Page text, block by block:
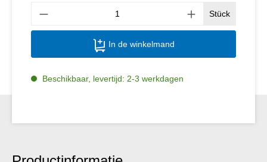
Stück
In de winkelmand
Beschikbaar, levertijd: 2-3 werkdagen